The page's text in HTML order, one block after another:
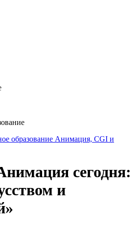
образование Анимация, CGI и
сегодня:
и